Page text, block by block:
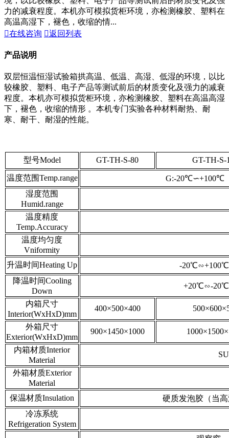
力的减衰程度。本机亦可模拟货柜环境，亦检测橡胶、塑料在
高温高湿下，褪色，收缩的情...
在线咨询 返回列表
产品说明
双层恒温恒湿试验箱拱高温、低温、高湿、低湿的环境，以比
较橡胶、塑料、电子产品等测试前后的材质变化及强力的减衰
程度。本机亦可模拟货柜环境，亦检测橡胶、塑料在高温高湿
下，褪色，收缩的情形 。本机专门实验各种材料耐热、耐
寒、耐干、耐湿的性能。
型号Model GT-TH-S-80 GT-TH-S-
温度范围Temp.range
G:-20℃∽+100℃
湿度范围
Humid.range
温度精度
Temp.Accuracy
温度均匀度
Vniformity
升温时间Heating Up
-
降温时间Cooling
Down
+20℃∽-
内箱尺寸
Interior(WxHxD)mm
400×500×400
外箱尺寸
Exterior(WxHxD)mm
900×1450×1000
内箱材质Interior
Material
外箱材质Exterior
Material
保温材质Insulation
硬质发泡胶（当
冷冻系统
Refrigeration System